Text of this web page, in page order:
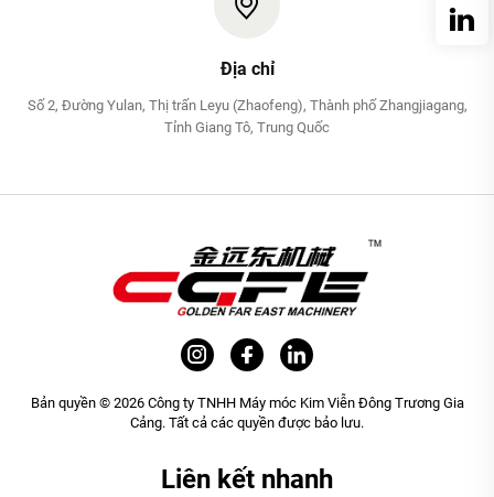
Địa chỉ
Số 2, Đường Yulan, Thị trấn Leyu (Zhaofeng), Thành phố Zhangjiagang,
Tỉnh Giang Tô, Trung Quốc
Bản quyền © 2026 Công ty TNHH Máy móc Kim Viễn Đông Trương Gia
Cảng. Tất cả các quyền được bảo lưu.
Liên kết nhanh